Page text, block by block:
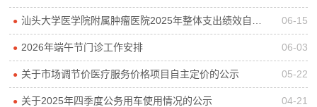
● 汕头大学医学院附属肿瘤医院2025年整体支出绩效自评报告 06-15
● 2026年端午节门诊工作安排 06-03
● 关于市场调节价医疗服务价格项目自主定价的公示 05-22
● 关于2025年四季度公务用车使用情况的公示 04-21